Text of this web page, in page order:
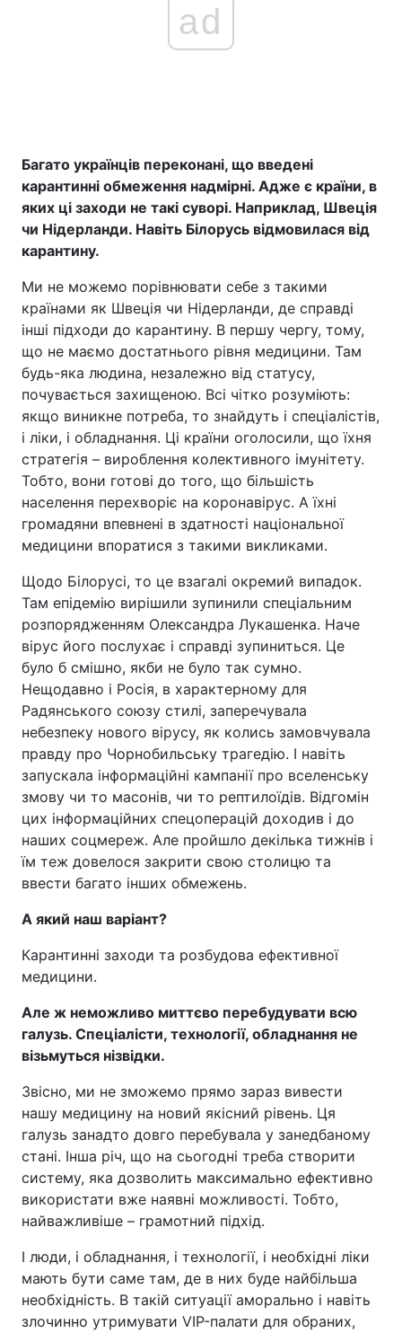
ad
Багато українців переконані, що введені
карантинні обмеження надмірні. Адже є країни, в
яких ці заходи не такі суворі. Наприклад, Швеція
чи Нідерланди. Навіть Білорусь відмовилася від
карантину.
Ми не можемо порівнювати себе з такими
країнами як Швеція чи Нідерланди, де справді
інші підходи до карантину. В першу чергу, тому,
що не маємо достатнього рівня медицини. Там
будь-яка людина, незалежно від статусу,
почувається захищеною. Всі чітко розуміють:
якщо виникне потреба, то знайдуть і спеціалістів,
і ліки, і обладнання. Ці країни оголосили, що їхня
стратегія – вироблення колективного імунітету.
Тобто, вони готові до того, що більшість
населення перехворіє на коронавірус. А їхні
громадяни впевнені в здатності національної
медицини впоратися з такими викликами.
Щодо Білорусі, то це взагалі окремий випадок.
Там епідемію вирішили зупинили спеціальним
розпорядженням Олександра Лукашенка. Наче
вірус його послухає і справді зупиниться. Це
було б смішно, якби не було так сумно.
Нещодавно і Росія, в характерному для
Радянського союзу стилі, заперечувала
небезпеку нового вірусу, як колись замовчувала
правду про Чорнобильську трагедію. І навіть
запускала інформаційні кампанії про вселенську
змову чи то масонів, чи то рептилоїдів. Відгомін
цих інформаційних спецоперацій доходив і до
наших соцмереж. Але пройшло декілька тижнів і
їм теж довелося закрити свою столицю та
ввести багато інших обмежень.
А який наш варіант?
Карантинні заходи та розбудова ефективної
медицини.
Але ж неможливо миттєво перебудувати всю
галузь. Спеціалісти, технології, обладнання не
візьмуться нізвідки.
Звісно, ми не зможемо прямо зараз вивести
нашу медицину на новий якісний рівень. Ця
галузь занадто довго перебувала у занедбаному
стані. Інша річ, що на сьогодні треба створити
систему, яка дозволить максимально ефективно
використати вже наявні можливості. Тобто,
найважливіше – грамотний підхід.
І люди, і обладнання, і технології, і необхідні ліки
мають бути саме там, де в них буде найбільша
необхідність. В такій ситуації аморально і навіть
злочинно утримувати VIP-палати для обраних,